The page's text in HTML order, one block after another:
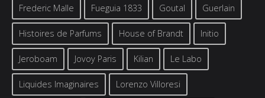
Frederic Malle Fueguia 1833 Goutal Guerlain
Histoires de Parfums House of Brandt Initio
Jeroboam Jovoy Paris Kilian Le Labo
Liquides Imaginaires Lorenzo Villoresi